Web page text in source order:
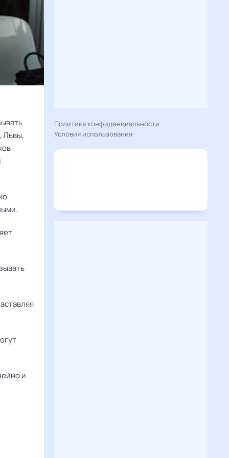
Львы,
и
Политика конфиденциальности
Условия использования